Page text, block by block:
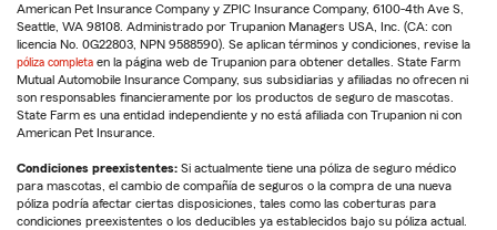
American Pet Insurance Company y ZPIC Insurance Company, 6100-4th Ave S,
Seattle, WA 98108. Administrado por Trupanion Managers USA, Inc. (CA: con
licencia No. 0G22803, NPN 9588590). Se aplican términos y condiciones, revise la
póliza completa en la página web de Trupanion para obtener detalles. State Farm
Mutual Automobile Insurance Company, sus subsidiarias y afiliadas no ofrecen ni
son responsables financieramente por los productos de seguro de mascotas.
State Farm es una entidad independiente y no está afiliada con Trupanion ni con
American Pet Insurance.
Condiciones preexistentes: Si actualmente tiene una póliza de seguro médico
para mascotas, el cambio de compañía de seguros o la compra de una nueva
póliza podría afectar ciertas disposiciones, tales como las coberturas para
condiciones preexistentes o los deducibles ya establecidos bajo su póliza actual.